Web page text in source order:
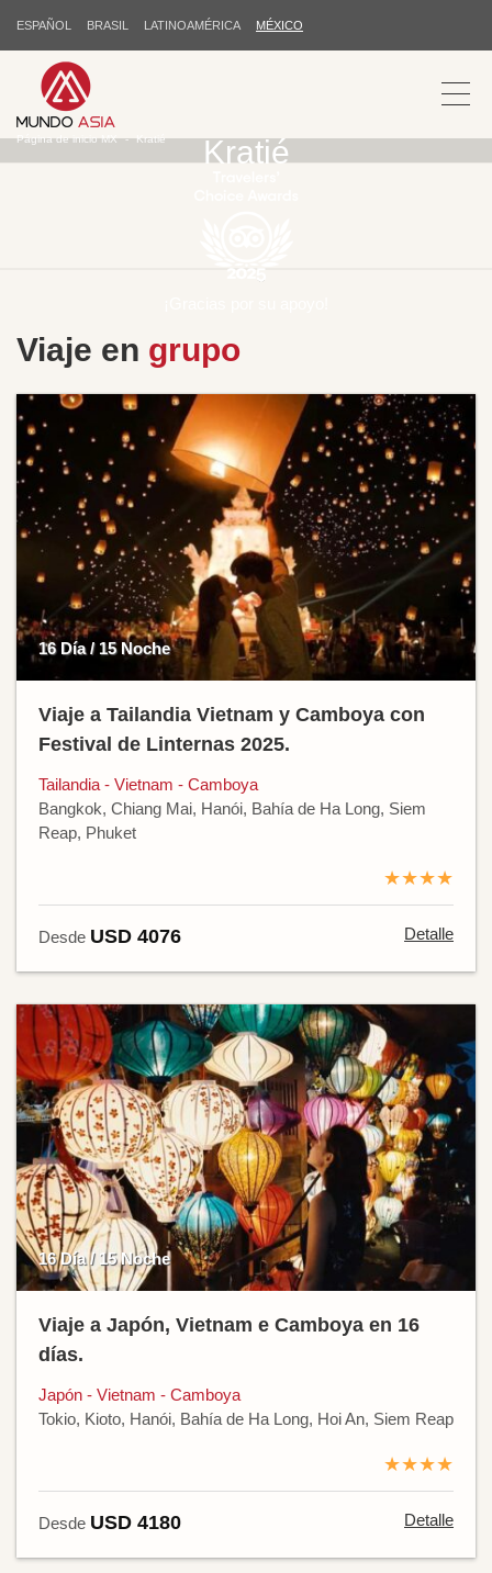
ESPAÑOL BRASIL LATINOAMÉRICA MÉXICO
Kratié
Página de inicio MX Kratié
Viaje en grupo
16 Día / 15 Noche
Viaje a Tailandia Vietnam y Camboya con
Festival de Linternas 2025.
Tailandia - Vietnam - Camboya
Bangkok, Chiang Mai, Hanói, Bahía de Ha Long, Siem
Reap, Phuket
★★★★
Desde USD 4076 Detalle
16 Día / 15 Noche
Viaje a Japón, Vietnam e Camboya en 16
días.
Japón - Vietnam - Camboya
Tokio, Kioto, Hanói, Bahía de Ha Long, Hoi An, Siem Reap
★★★★
Desde USD 4180 Detalle